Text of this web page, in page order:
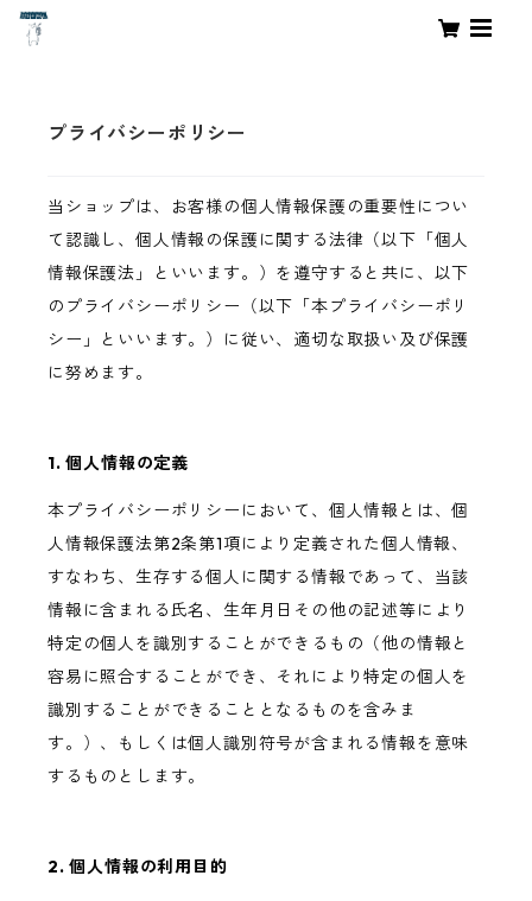
プライバシーポリシー
当ショップは、お客様の個人情報保護の重要性につい
て認識し、個人情報の保護に関する法律（以下「個人
情報保護法」といいます。）を遵守すると共に、以下
のプライバシーポリシー（以下「本プライバシーポリ
シー」といいます。）に従い、適切な取扱い及び保護
に努めます。
1. 個人情報の定義
本プライバシーポリシーにおいて、個人情報とは、個
人情報保護法第2条第1項により定義された個人情報、
すなわち、生存する個人に関する情報であって、当該
情報に含まれる氏名、生年月日その他の記述等により
特定の個人を識別することができるもの（他の情報と
容易に照合することができ、それにより特定の個人を
識別することができることとなるものを含みま
す。）、もしくは個人識別符号が含まれる情報を意味
するものとします。
2. 個人情報の利用目的